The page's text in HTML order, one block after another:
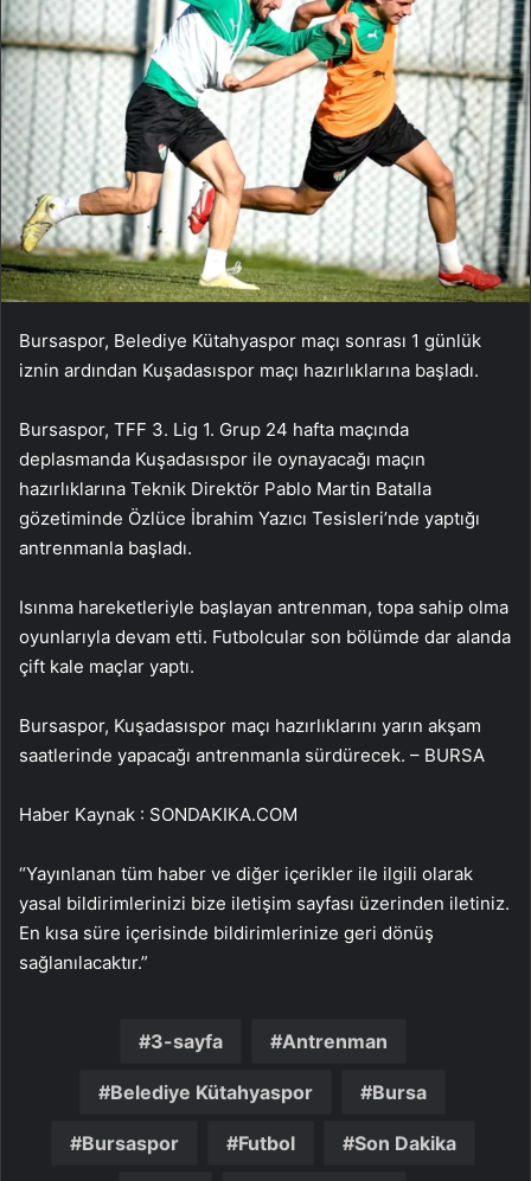
Bursaspor, Belediye Kütahyaspor maçı sonrası 1 günlük
iznin ardından Kuşadasıspor maçı hazırlıklarına başladı.
Bursaspor, TFF 3. Lig 1. Grup 24 hafta maçında
deplasmanda Kuşadasıspor ile oynayacağı maçın
hazırlıklarına Teknik Direktör Pablo Martin Batalla
gözetiminde Özlüce İbrahim Yazıcı Tesisleri’nde yaptığı
antrenmanla başladı.
Isınma hareketleriyle başlayan antrenman, topa sahip olma
oyunlarıyla devam etti. Futbolcular son bölümde dar alanda
çift kale maçlar yaptı.
Bursaspor, Kuşadasıspor maçı hazırlıklarını yarın akşam
saatlerinde yapacağı antrenmanla sürdürecek. – BURSA
Haber Kaynak : SONDAKIKA.COM
“Yayınlanan tüm haber ve diğer içerikler ile ilgili olarak
yasal bildirimlerinizi bize iletişim sayfası üzerinden iletiniz.
En kısa süre içerisinde bildirimlerinize geri dönüş
sağlanılacaktır.”
3-sayfa Antrenman
Belediye Kütahyaspor Bursa
Bursaspor Futbol Son Dakika